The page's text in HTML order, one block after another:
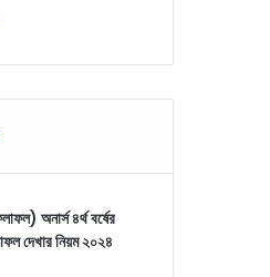
অনার্স ৪র্থ বর্ষের
দেখার নিয়ম ২০২৪